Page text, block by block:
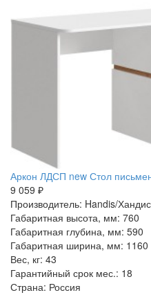
Аркон ЛДСП new Стол
9 059 ₽
Производитель: Handis/Хандис
Габаритная высота, мм: 760
Габаритная глубина, мм: 590
Габаритная ширина, мм: 1160
Вес, кг: 43
Гарантийный срок мес.: 18
Страна: Россия